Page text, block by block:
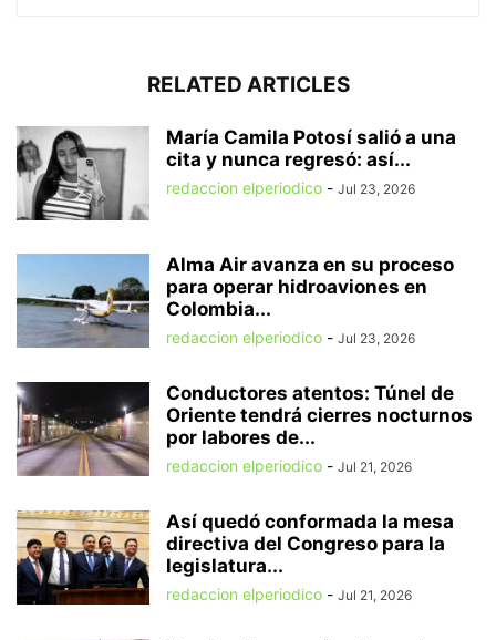
RELATED ARTICLES
María Camila Potosí salió a una
cita y nunca regresó: así...
redaccion elperiodico - Jul 23, 2026
Alma Air avanza en su proceso
para operar hidroaviones en
Colombia...
redaccion elperiodico - Jul 23, 2026
Conductores atentos: Túnel de
Oriente tendrá cierres nocturnos
por labores de...
redaccion elperiodico - Jul 21, 2026
Así quedó conformada la mesa
directiva del Congreso para la
legislatura...
redaccion elperiodico - Jul 21, 2026